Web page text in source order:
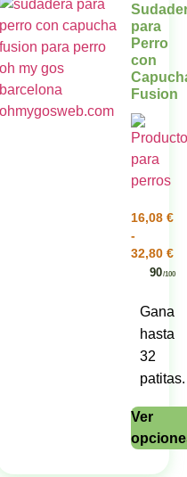
para
Perro
con
Fusion
16,08 €
-
32,80 €
90/100
Gana
hasta
32
patitas.
Ver